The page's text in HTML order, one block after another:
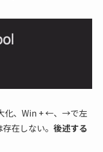
化、Win + ←、→で左
在しない。 後述する